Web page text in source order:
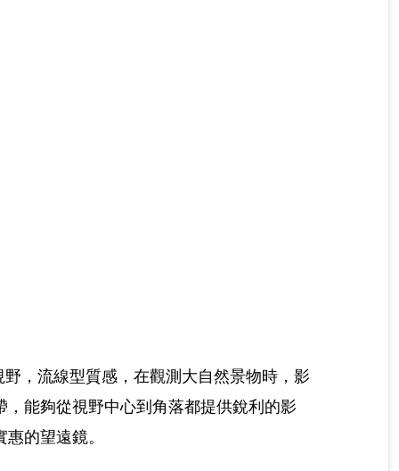
，流線型質感，在觀測大自然景物時，影
能夠從視野中心到角落都提供銳利的影
的望遠鏡。